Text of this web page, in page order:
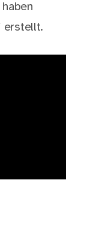
erstellt.